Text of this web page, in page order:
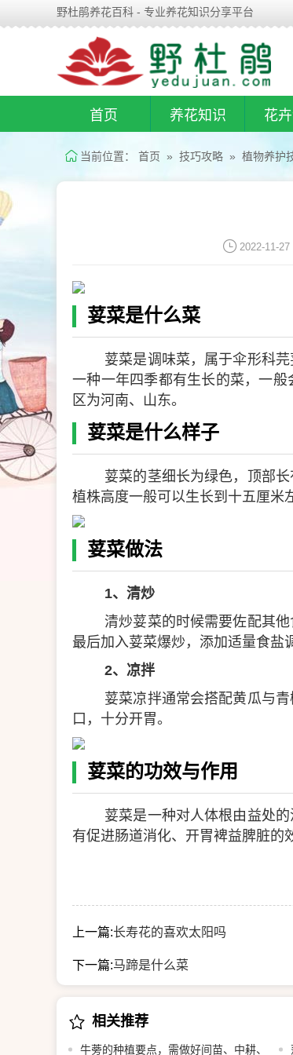
野杜鹃养花百科 - 专业养花知识分享平台
首页 养花知识 花
当前位置： 首页 » 技巧攻略 » 植物养护
2022-11-27
荽菜是什么菜
荽菜是调味菜，属于伞形科
一种一年四季都有生长的菜，一
区为河南、山东。
荽菜是什么样子
荽菜的茎细长为绿色，顶部
植株高度一般可以生长到十五厘米
荽菜做法
1、清炒
清炒荽菜的时候需要佐配其
最后加入荽菜爆炒，添加适量食盐
2、凉拌
荽菜凉拌通常会搭配黄瓜与
口，十分开胃。
荽菜的功效与作用
荽菜是一种对人体根由益处
有促进肠道消化、开胃裨益脾脏的
上一篇:长寿花的喜欢太阳吗
下一篇:马蹄是什么菜
相关推荐
牛蒡的种植要点，需做好间苗、中耕、